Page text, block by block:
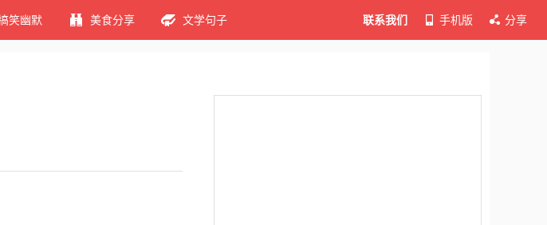
笑幽默 美食分享 文学句子 联系我们 手机版 分享